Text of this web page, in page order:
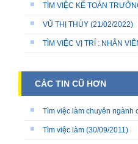
TÌM VIỆC KẾ TOÁN
VŨ THỊ THÙY (21/02/2022)
TÌM VIỆC VỊ TRÍ : NHÂN
CÁC TIN CŨ HƠN
Tìm việc làm chuyên ngành
Tìm việc làm (30/09/2011)